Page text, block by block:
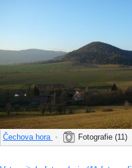
Čechova hora • Fotografie (11)